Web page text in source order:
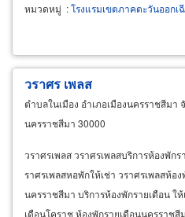
หมวดหมู่ :โรงแรมเขตภาคตะวันออกเ
วราศร เพลส
ตำบลในเมือง อำเภอเมืองนครราชสีมา
นครราชสีมา 30000
วราศรเพลส วราศรเพลสบริการห้องพัก
ราศรเพลสหอพักให้เช่า วราศรเพลสห้อ
นครราชสีมา บริการห้องพักรายเดือน ใ
เดือนโคราช ห้องพักรายเดือนนครราช